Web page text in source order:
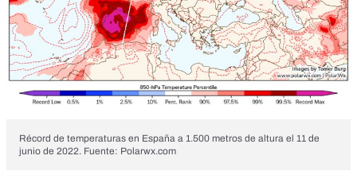
Récord de temperaturas en España a 1.500 metros de altura el 11 de
junio de 2022. Fuente: Polarwx.com